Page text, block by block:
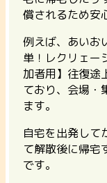
償されるため安
例えば、 あいお
単！レクリェー
加者用】往復途
ており、会場・
ます。
自宅を出発して
て解散後に帰宅
です。